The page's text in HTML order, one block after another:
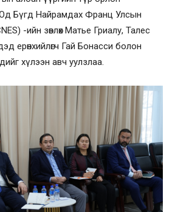
Од Бүгд Найрамдах Франц Улсын
-ийн зөвлөх Матье Гриалу, Талес
ерөнхийлөгч Гай Бонасси болон
хүлээн авч уулзлаа.